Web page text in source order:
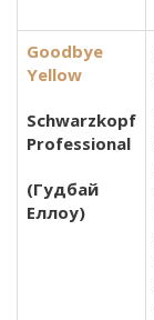
Goodbye
Yellow
Schwarzkopf
Professional
(Гудбай
Еллоу)